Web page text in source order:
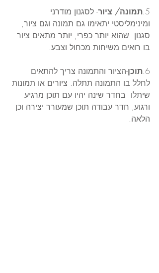
5. תמונה/ ציור- לסגנון מודרני
ומינימליסטי יתאימו גם תמונה וגם ציור,
סגנון  שהוא יותר כפרי, יותר מתאים ציור
בו רואים משיחות מכחול וצבע.
6. תוכן-הציור והתמונה צריך להתאים
לחלל בו התמונה תתלה. ציורים או תמונות
שיתלו  בחדר שינה יהיו עם תוכן מרגיע
ורגוע, חדר עבודה תוכן שמעורר יצירה וכן
הלאה.